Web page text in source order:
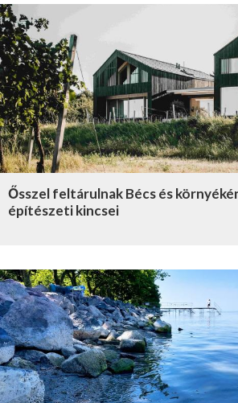
Ősszel feltárulnak Bécs és
építészeti kincsei